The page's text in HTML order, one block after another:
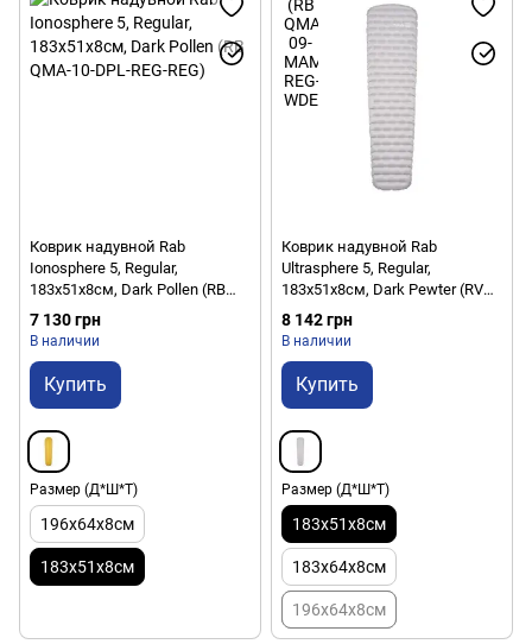
Коврик надувной Rab
Ionosphere 5, Regular,
183x51х8см, Dark Pollen (RB
QMA-10-DPL-REG-REG)
7 130 грн
В наличии
Купить
Размер (Д*Ш*Т)
196x64x8см
183x51x8см
Коврик надувной Rab
Ultrasphere 5, Regular,
183x51х8см, Dark Pewter (RV
QMA-13-DPW-REG-REG)
8 142 грн
В наличии
Купить
Размер (Д*Ш*Т)
183x51x8см
183x64x8см
196x64х8см